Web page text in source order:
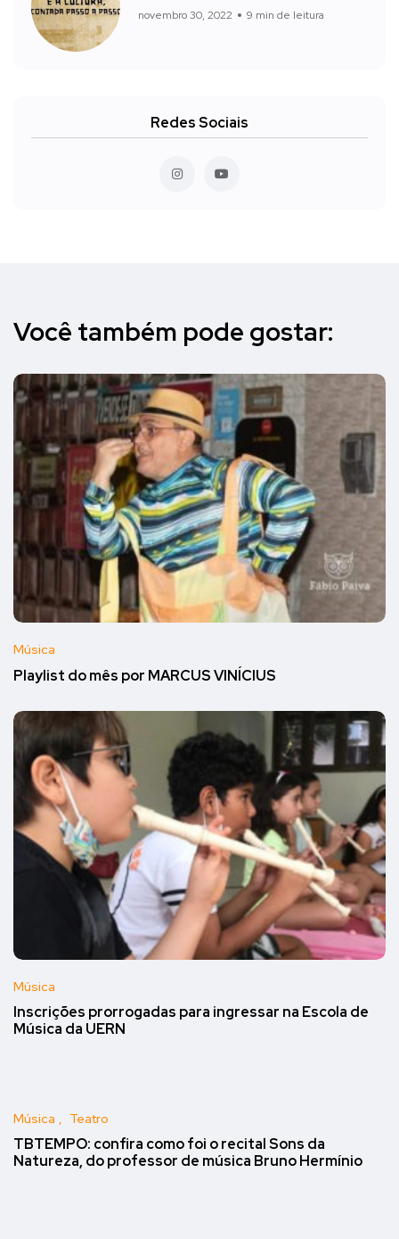
novembro 30, 2022 9 min de leitura
Redes Sociais
Você também pode gostar:
Música
Playlist do mês por MARCUS VINÍCIUS
Música
Inscrições prorrogadas para ingressar na Escola de
Música da UERN
Música Teatro
TBTEMPO: confira como foi o recital Sons da
Natureza, do professor de música Bruno Hermínio